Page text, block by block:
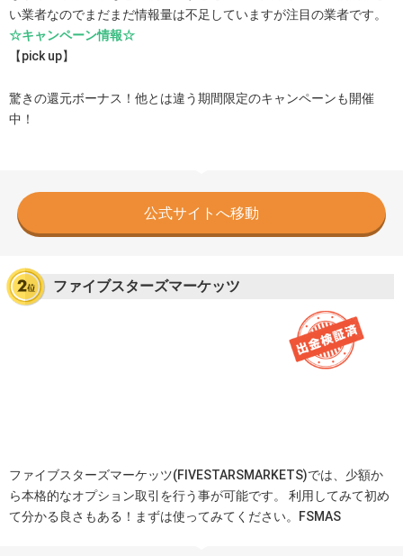
い業者なのでまだまだ情報量は不足していますが注目の業者です。
☆キャンペーン情報☆
【pick up】
驚きの還元ボーナス！他とは違う期間限定のキャンペーンも開催
中！
公式サイトへ移動
ファイブスターズマーケッツ
ファイブスターズマーケッツ(FIVESTARSMARKETS)では、少額か
ら本格的なオプション取引を行う事が可能です。 利用してみて初め
て分かる良さもある！まずは使ってみてください。FSMAS